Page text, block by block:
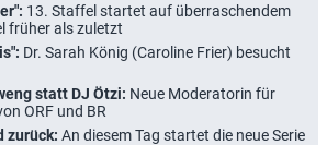
13. Staffel startet auf überraschendem
früher als zuletzt
Dr. Sarah König (Caroline Frier) besucht
statt DJ Ötzi: Neue Moderatorin für
ORF und BR
zurück: An diesem Tag startet die neue Serie